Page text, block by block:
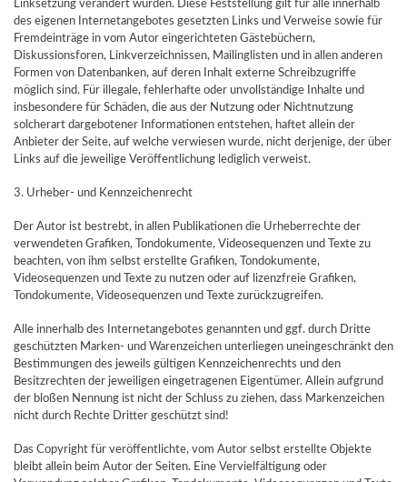
Linksetzung verändert wurden. Diese Feststellung gilt für alle innerhalb
des eigenen Internetangebotes gesetzten Links und Verweise sowie für
Fremdeinträge in vom Autor eingerichteten Gästebüchern,
Diskussionsforen, Linkverzeichnissen, Mailinglisten und in allen anderen
Formen von Datenbanken, auf deren Inhalt externe Schreibzugriffe
möglich sind. Für illegale, fehlerhafte oder unvollständige Inhalte und
insbesondere für Schäden, die aus der Nutzung oder Nichtnutzung
solcherart dargebotener Informationen entstehen, haftet allein der
Anbieter der Seite, auf welche verwiesen wurde, nicht derjenige, der über
Links auf die jeweilige Veröffentlichung lediglich verweist.
3. Urheber- und Kennzeichenrecht
Der Autor ist bestrebt, in allen Publikationen die Urheberrechte der
verwendeten Grafiken, Tondokumente, Videosequenzen und Texte zu
beachten, von ihm selbst erstellte Grafiken, Tondokumente,
Videosequenzen und Texte zu nutzen oder auf lizenzfreie Grafiken,
Tondokumente, Videosequenzen und Texte zurückzugreifen.
Alle innerhalb des Internetangebotes genannten und ggf. durch Dritte
geschützten Marken- und Warenzeichen unterliegen uneingeschränkt den
Bestimmungen des jeweils gültigen Kennzeichenrechts und den
Besitzrechten der jeweiligen eingetragenen Eigentümer. Allein aufgrund
der bloßen Nennung ist nicht der Schluss zu ziehen, dass Markenzeichen
nicht durch Rechte Dritter geschützt sind!
Das Copyright für veröffentlichte, vom Autor selbst erstellte Objekte
bleibt allein beim Autor der Seiten. Eine Vervielfältigung oder